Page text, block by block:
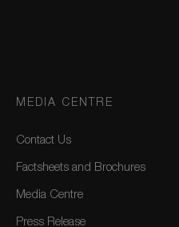
MEDIA CENTRE
Contact Us
Factsheets and Brochures
Media Centre
Press Release